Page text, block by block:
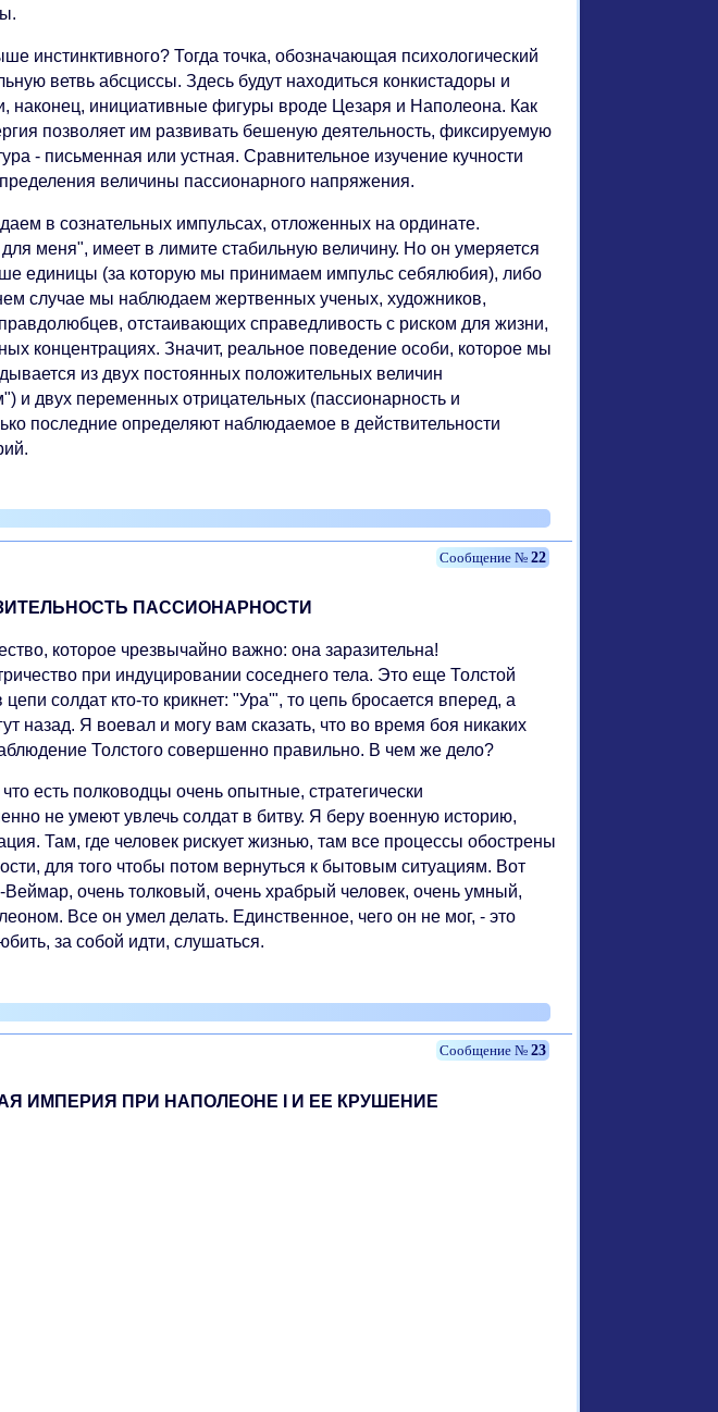
инстинктивного? Тогда точка, обозначающая психологический
ветвь абсциссы. Здесь будут находиться конкистадоры и
наконец, инициативные фигуры вроде Цезаря и Наполеона. Как
позволяет им развивать бешеную деятельность, фиксируемую
- письменная или устная. Сравнительное изучение кучности
величины пассионарного напряжения.
в сознательных импульсах, отложенных на ординате.
меня", имеет в лимите стабильную величину. Но он умеряется
единицы (за которую мы принимаем импульс себялюбия), либо
случае мы наблюдаем жертвенных ученых, художников,
отстаивающих справедливость с риском для жизни,
концентрациях. Значит, реальное поведение особи, которое мы
из двух постоянных положительных величин
и двух переменных отрицательных (пассионарность и
последние определяют наблюдаемое в действительности
22
ПАССИОНАРНОСТИ
которое чрезвычайно важно: она заразительна!
при индуцировании соседнего тела. Это еще Толстой
солдат кто-то крикнет: "Ура'", то цепь бросается вперед, а
назад. Я воевал и могу вам сказать, что во время боя никаких
Толстого совершенно правильно. В чем же дело?
есть полководцы очень опытные, стратегически
не умеют увлечь солдат в битву. Я беру военную историю,
Там, где человек рискует жизнью, там все процессы обострены
для того чтобы потом вернуться к бытовым ситуациям. Вот
очень толковый, очень храбрый человек, очень умный,
Все он умел делать. Единственное, чего он не мог, - это
за собой идти, слушаться.
23
ИМПЕРИЯ ПРИ НАПОЛЕОНЕ I И ЕЕ КРУШЕНИЕ